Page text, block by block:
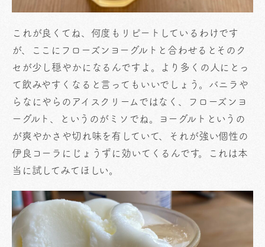
これが良くてね、何度もリピートしているわけです
が、ここにフローズンヨーグルトと合わせるとそのク
セが少し穏やかになるんですよ。より多くの人にとっ
て飲みやすくなると言ってもいいでしょう。バニラや
らなにやらのアイスクリームではなく、フローズンヨ
ーグルト、というのがミソでね。ヨーグルトというの
が爽やかさや切れ味を有していて、それが強い個性の
伊良コーラにじょうずに効いてくるんです。これは本
当に試してみてほしい。